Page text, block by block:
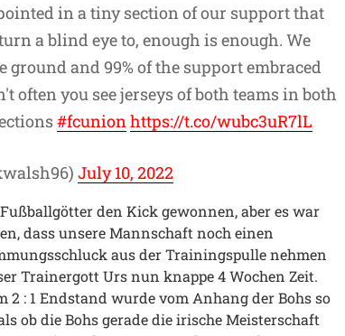
in a tiny section of our support that
a blind eye to, enough is enough. We
ground and 99% of the support embraced
often you see jerseys of both teams in both
#fcunionhttps://t.co/wubc3uR7lL
July 10, 2022
den Kick gewonnen, aber es war
dass unsere Mannschaft noch einen
aus der Trainingspulle nehmen
Trainergott Urs nun knappe 4 Wochen Zeit.
2 : 1 Endstand wurde vom Anhang der Bohs so
ob die Bohs gerade die irische Meisterschaft